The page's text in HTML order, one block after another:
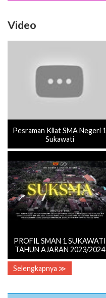
Video
Pesraman Kilat SMA Negeri 1
Sukawati
PROFIL SMAN 1 SUKAWATI
TAHUN AJARAN 2023/2024
Selengkapnya ≫